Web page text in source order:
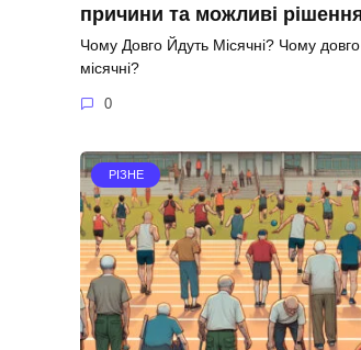
причини та можливі
Чому Довго Йдуть Місячні? Чому
місячні?
0
РІЗНЕ